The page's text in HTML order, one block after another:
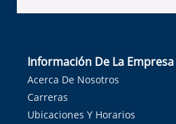
Información De La Empresa
Acerca De Nosotros
Carreras
Ubicaciones Y Horarios